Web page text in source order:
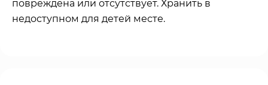
повреждена или отсутствует. Хранить в
недоступном для детей месте.